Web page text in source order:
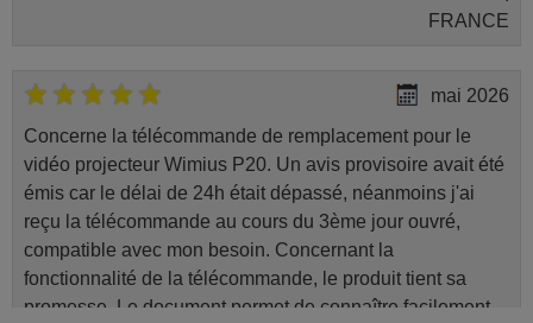
FRANCE
mai 2026
Concerne la télécommande de remplacement pour le
vidéo projecteur Wimius P20. Un avis provisoire avait été
émis car le délai de 24h était dépassé, néanmoins j'ai
reçu la télécommande au cours du 3ème jour ouvré,
compatible avec mon besoin. Concernant la
fonctionnalité de la télécommande, le produit tient sa
promesse. Le document permet de connaître facilement